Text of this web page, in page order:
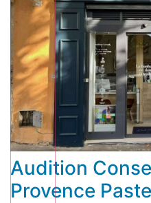
Audition
Provence